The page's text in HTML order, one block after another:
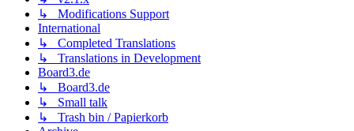
↳ Modifications Support
International
↳ Completed Translations
↳ Translations in Development
Board3.de
↳ Board3.de
↳ Small talk
↳ Trash bin / Papierkorb